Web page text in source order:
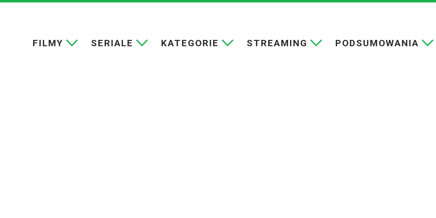
FILMY SERIALE KATEGORIE STREAMING PODSUMOWANIA